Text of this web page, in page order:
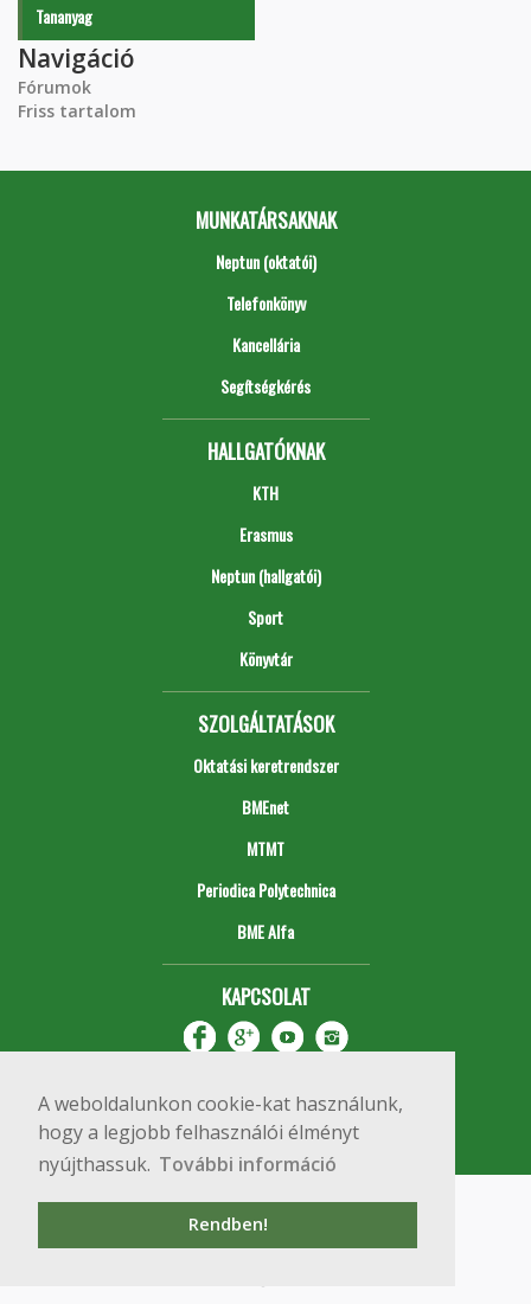
A weboldalunkon cookie-kat használunk,
hogy a legjobb felhasználói élményt
nyújthassuk. További információ
Rendben!
Tananyag
Navigáció
Fórumok
Friss tartalom
MUNKATÁRSAKNAK
Neptun (oktatói)
Telefonkönyv
Kancellária
Segítségkérés
HALLGATÓKNAK
KTH
Erasmus
Neptun (hallgatói)
Sport
Könyvtár
SZOLGÁLTATÁSOK
Oktatási keretrendszer
BMEnet
MTMT
Periodica Polytechnica
BME Alfa
KAPCSOLAT
Copyright © 2020 BME Építőmérnöki Kar
1111 Budapest, Műegyetem rkp. 3.